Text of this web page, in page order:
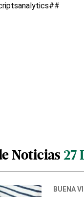
Noticias 27
BUENA